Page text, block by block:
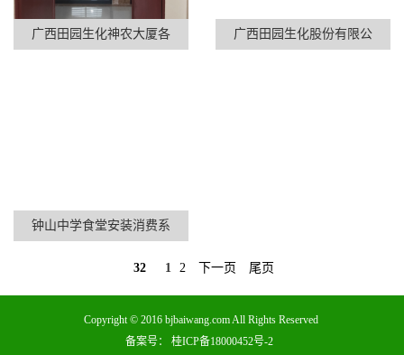
广西田园生化神农大厦各 广西田园生化股份有限公
钟山中学食堂安装消费系
32 1 2 下一页 尾页
Copyright © 2016 bjbaiwang.com All Rights Reserved
备案号： 桂ICP备18000452号-2